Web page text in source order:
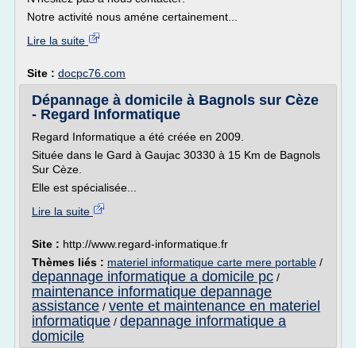
Notre activité nous améne certainement...
Lire la suite
Site : docpc76.com
Dépannage à domicile à Bagnols sur Cèze
- Regard Informatique
Regard Informatique a été créée en 2009.
Située dans le Gard à Gaujac 30330 à 15 Km de Bagnols
Sur Cèze.
Elle est spécialisée...
Lire la suite
Site : http://www.regard-informatique.fr
Thèmes liés : materiel informatique carte mere portable /
depannage informatique a domicile pc /
maintenance informatique depannage
assistance / vente et maintenance en materiel
informatique / depannage informatique a
domicile